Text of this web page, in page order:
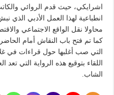
اشرايكي، حيث قدم الروائي
انطباعية لهذا العمل الأدبي الذي
محاولا نقل الواقع الاجتماعي
كما تم فتح باب النقاش أمام
التي صب أغلبها حول قراءات في
اللقاء بتوقيع هذه الرواية التي تعد
الشاب.